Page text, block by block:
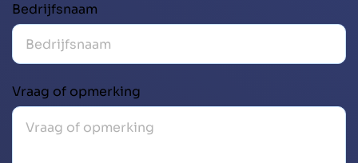
Bedrijfsnaam
Vraag of opmerking